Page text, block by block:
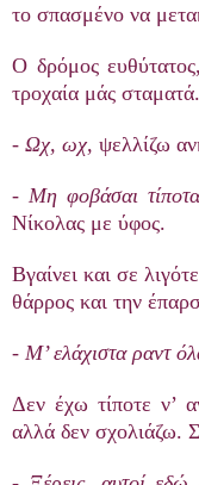
το σπασμένο να
Ο δρόμος
τροχαία μάς σταματά.
- Ωχ, ωχ, ψελλίζω
- Μη φοβάσαι
Νίκολας με ύφος.
Βγαίνει και σε
θάρρος και την
- Μ’ ελάχιστα ραντ
Δεν έχω τίποτε ν’
αλλά δεν σχολιάζω.